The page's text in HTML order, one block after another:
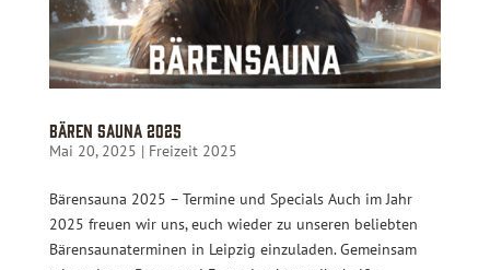
Bären Sauna 2025
Mai 20, 2025 | Freizeit 2025
Bärensauna 2025 – Termine und Specials Auch im Jahr
2025 freuen wir uns, euch wieder zu unseren beliebten
Bärensaunaterminen in Leipzig einzuladen. Gemeinsam